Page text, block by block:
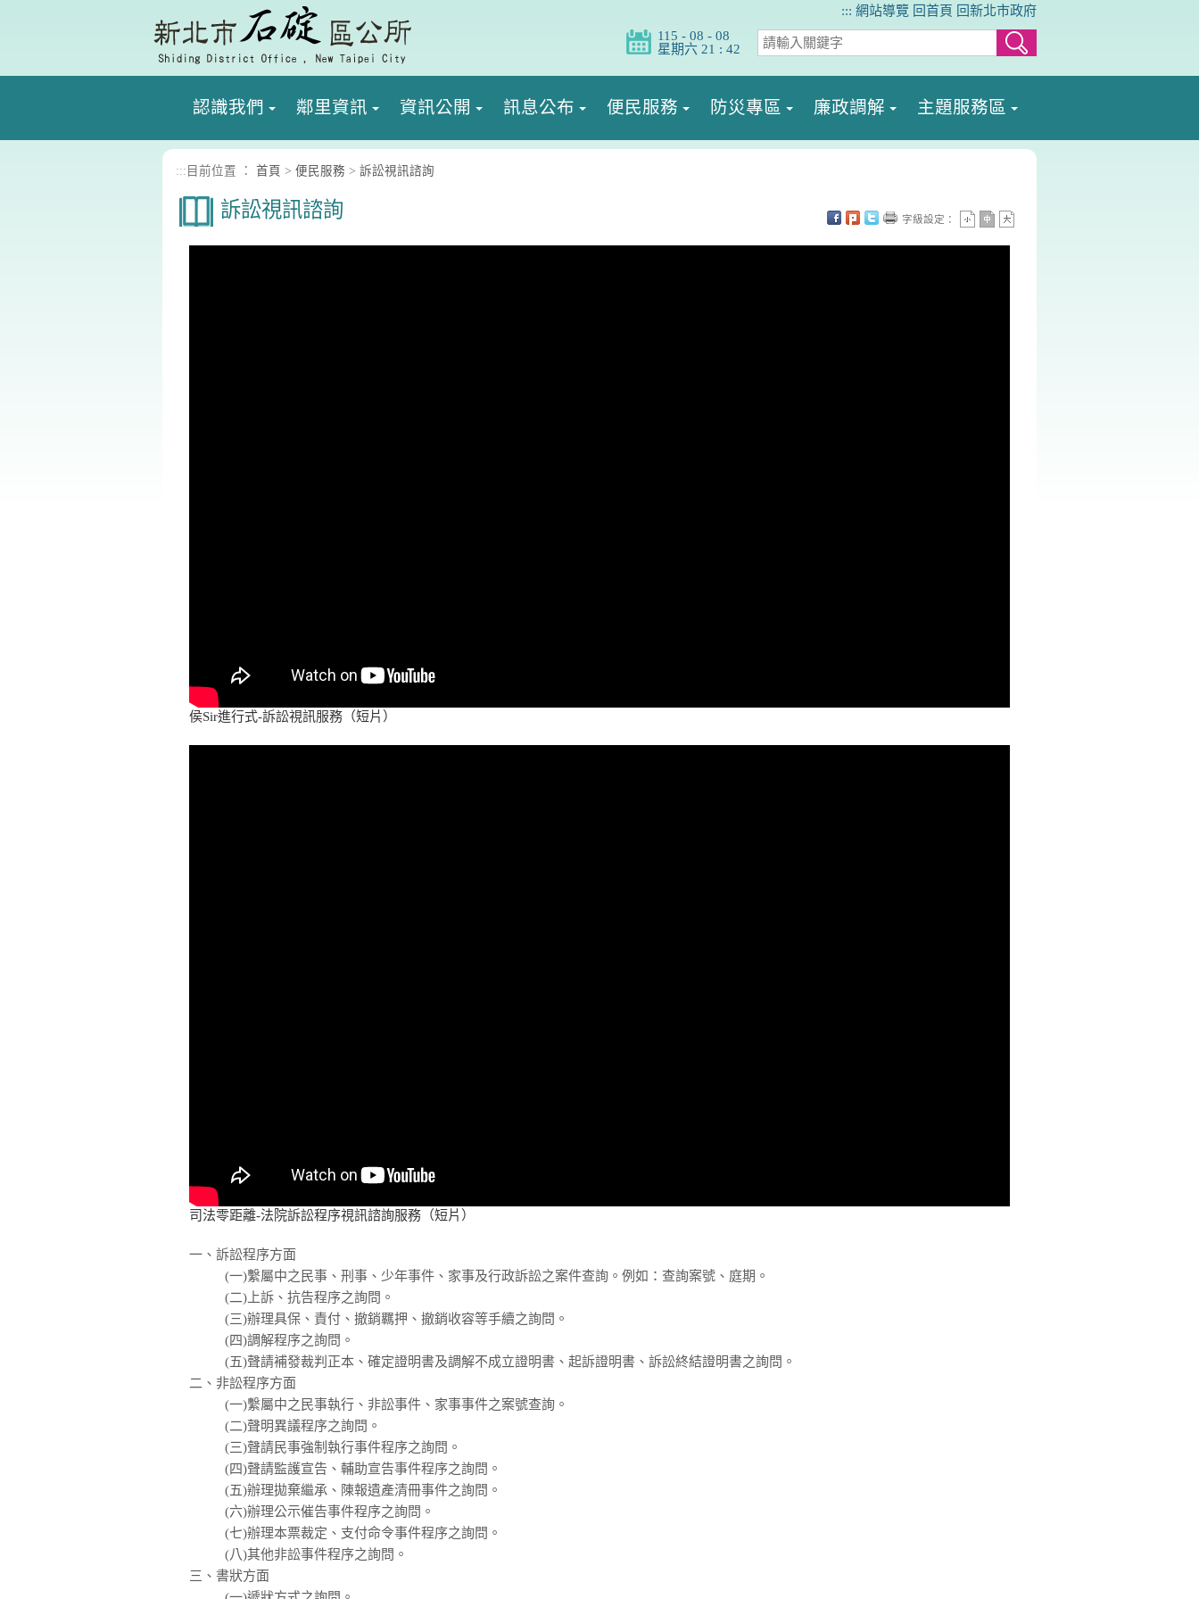
::: 網站導覽 回首頁
回新北市政府
115 - 08 - 08
星期六 21 : 42
認識我們 鄰里資訊 資訊公開 訊息公布 便民服務 防災專區 廉政調解 主題服務區
::: 目前位置 ： 首頁 > 便民服務 > 訴訟視訊諮詢
訴訟視訊諮詢 字級設定：
侯Sir進行式-訴訟視訊服務（短片）
司法零距離-法院訴訟程序視訊諮詢服務（短片）
一、訴訟程序方面
(一)繫屬中之民事、刑事、少年事件、家事及行政訴訟之案件查詢。例如：查詢案號、庭期。
(二)上訴、抗告程序之詢問。
(三)辦理具保、責付、撤銷羈押、撤銷收容等手續之詢問。
(四)調解程序之詢問。
(五)聲請補發裁判正本、確定證明書及調解不成立證明書、起訴證明書、訴訟終結證明書之詢問。
二、非訟程序方面
(一)繫屬中之民事執行、非訟事件、家事事件之案號查詢。
(二)聲明異議程序之詢問。
(三)聲請民事強制執行事件程序之詢問。
(四)聲請監護宣告、輔助宣告事件程序之詢問。
(五)辦理拋棄繼承、陳報遺產清冊事件之詢問。
(六)辦理公示催告事件程序之詢問。
(七)辦理本票裁定、支付命令事件程序之詢問。
(八)其他非訟事件程序之詢問。
三、書狀方面